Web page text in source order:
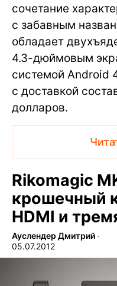
сочетание
с забавным
обладает
4.3-дюймовым
системой Android
с доставкой
долларов.
Rikomagic
крошечный
HDMI и
Ауслендер Дмитрий ∙
05.07.2012